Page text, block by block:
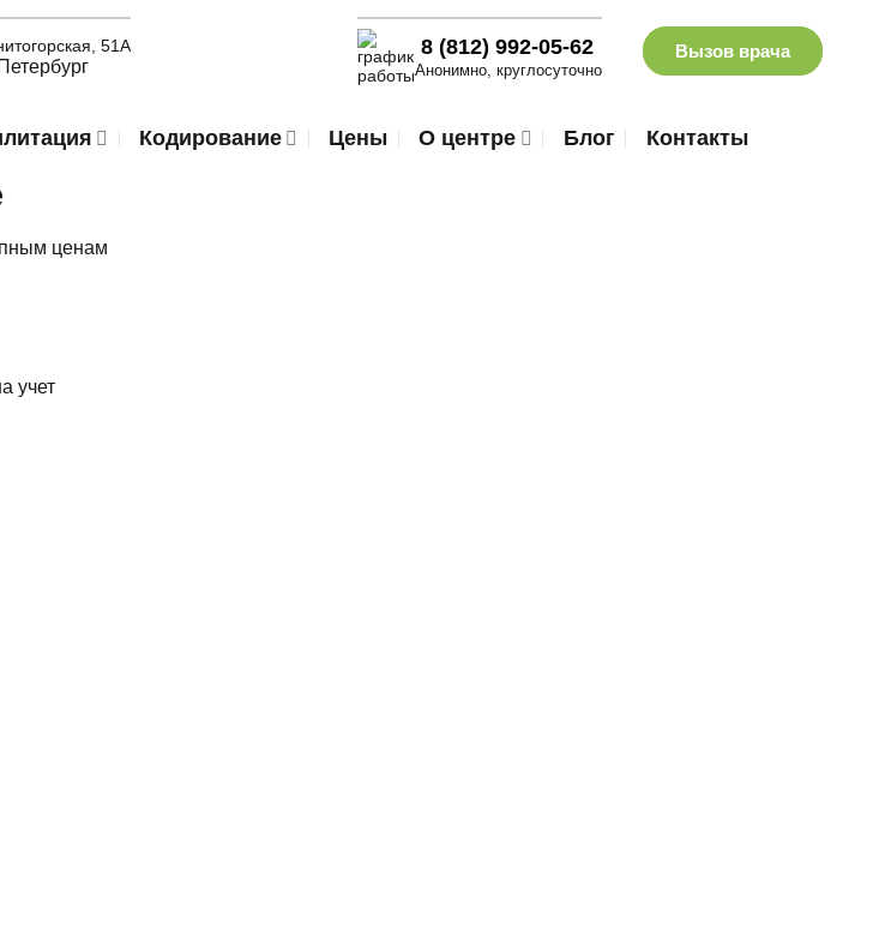
51А 8 (812) 992-05-62
Анонимно, круглосуточно
Вызов врача
Кодирование Цены О центре Блог Контакты
ценам
учет